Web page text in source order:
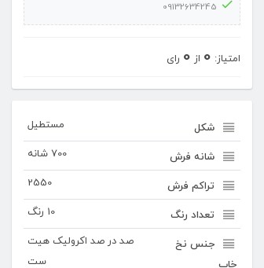
09132634245
امتیاز: 0 از 0 رای
شکل مستطیل
شانه فرش 700 شانه
تراکم فرش 2550
تعداد رنگ 10 رنگ
جنس نخ
خاب
صد در صد اکرولیک هیت
ست